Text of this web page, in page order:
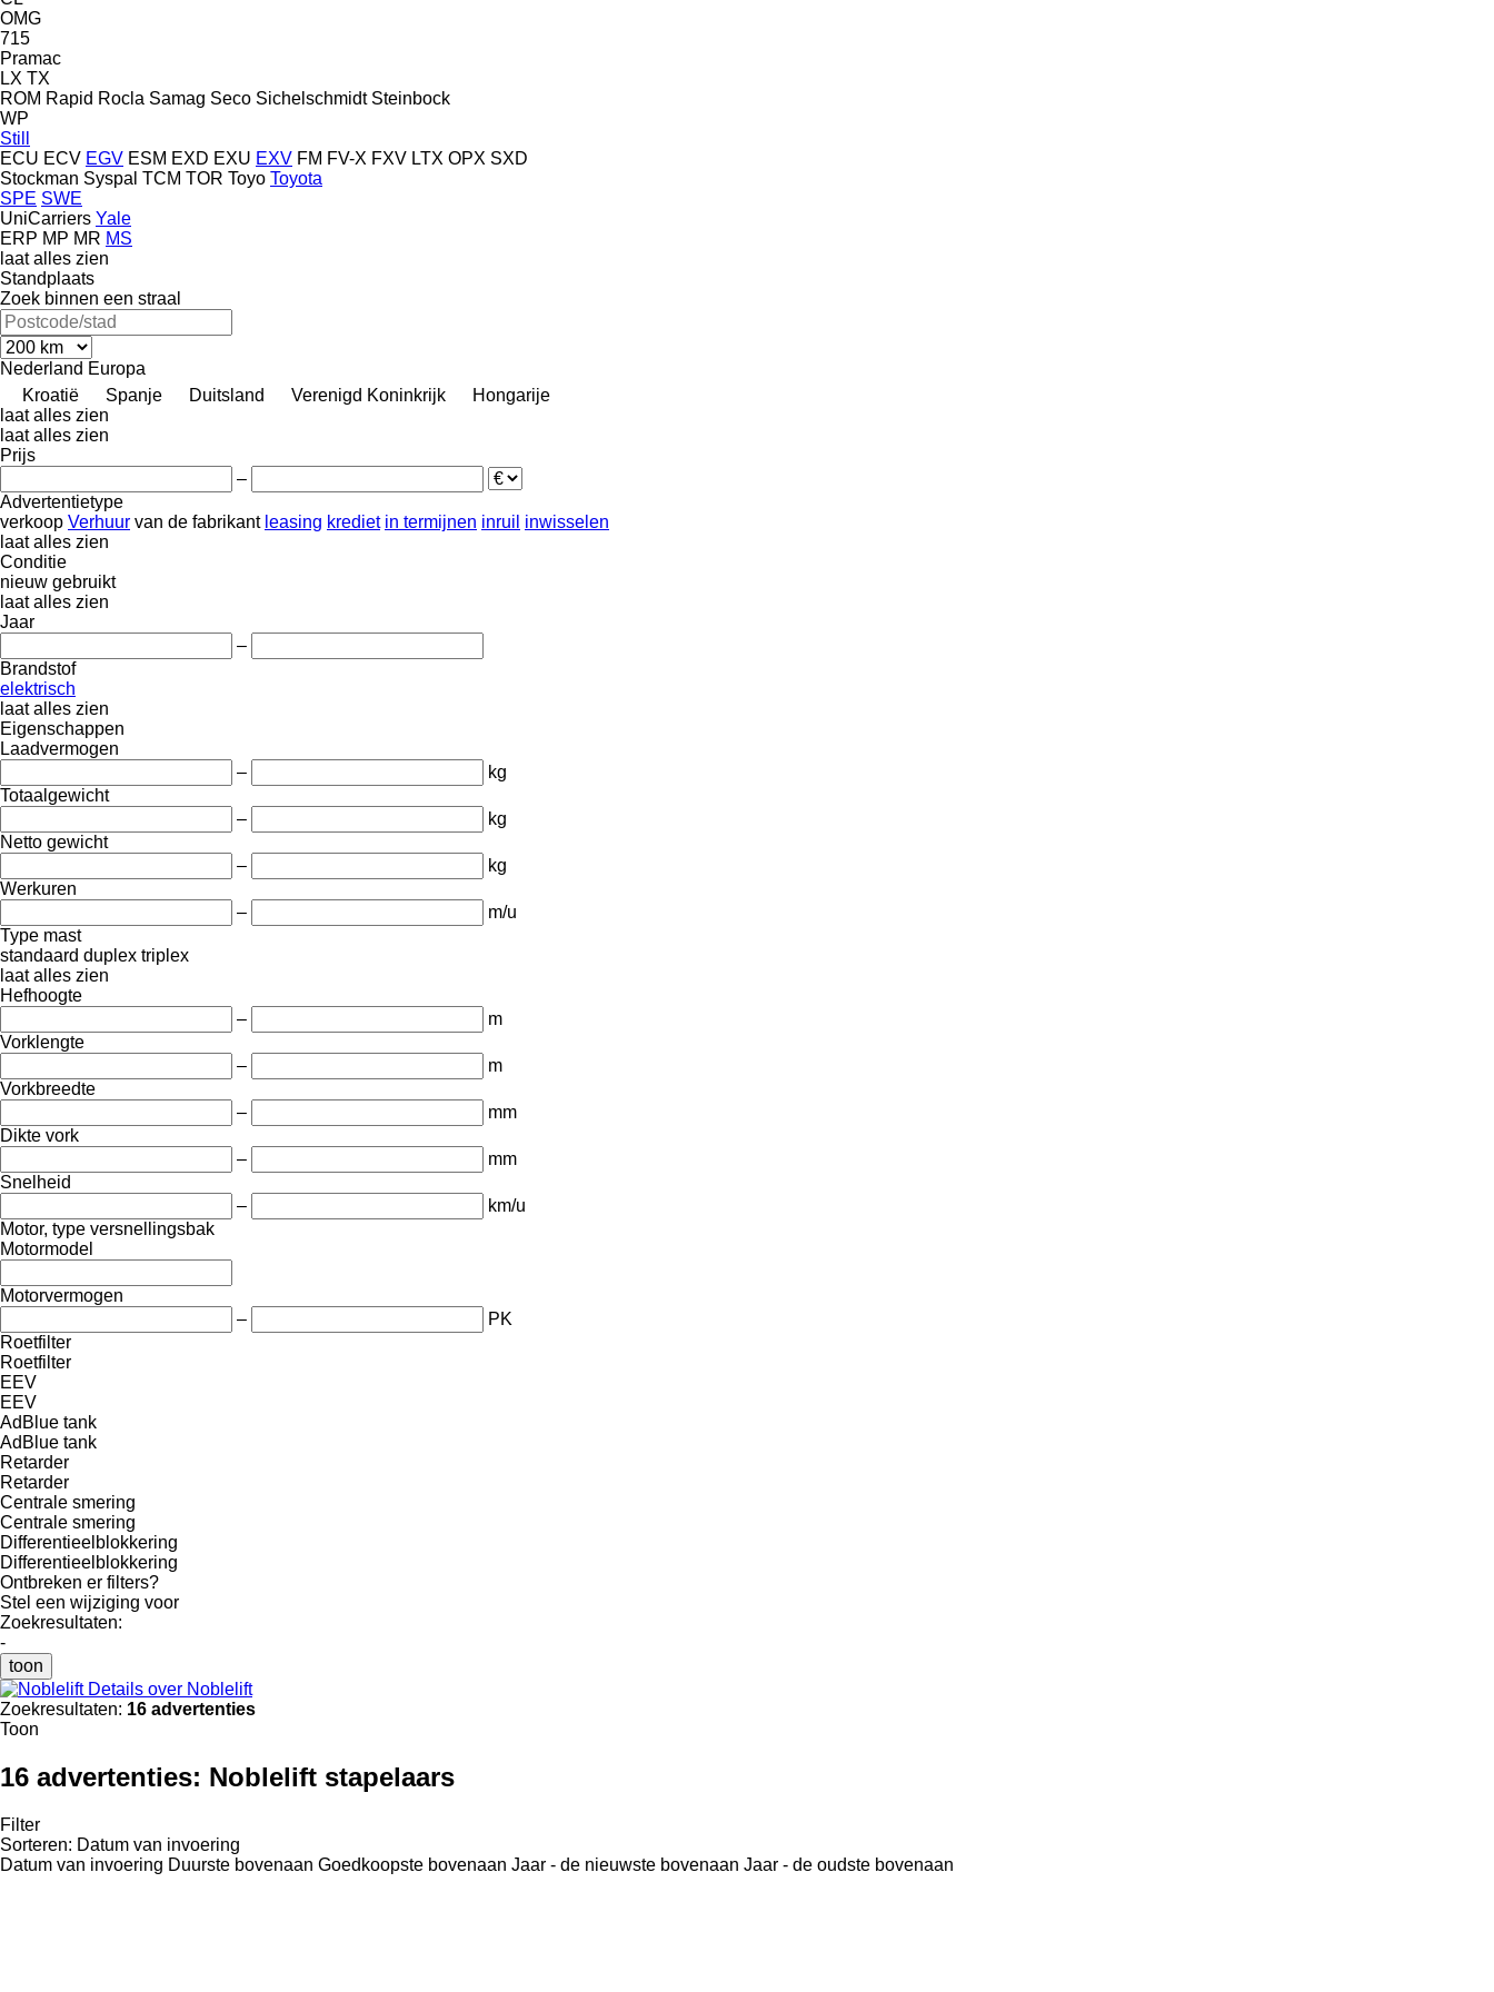
OMG
715
Pramac
LX TX
ROM Rapid Rocla Samag Seco Sichelschmidt Steinbock
WP
Still
ECU ECV EGV ESM EXD EXU EXV FM FV-X FXV LTX OPX SXD
Stockman Syspal TCM TOR Toyo Toyota
SPE SWE
UniCarriers Yale
ERP MP MR MS
laat alles zien
Standplaats
Zoek binnen een straal
Nederland Europa
Kroatië
Spanje Duitsland Verenigd Koninkrijk
Hongarije
laat alles zien
laat alles zien
Prijs
–
Advertentietype
verkoop Verhuur van de fabrikant leasing krediet in termijnen inruil inwisselen
laat alles zien
Conditie
nieuw gebruikt
laat alles zien
Jaar
–
Brandstof
elektrisch
laat alles zien
Eigenschappen
Laadvermogen
–
kg
Totaalgewicht
–
kg
Netto gewicht
–
kg
Werkuren
–
m/u
Type mast
standaard duplex triplex
laat alles zien
Hefhoogte
–
m
Vorklengte
–
m
Vorkbreedte
–
mm
Dikte vork
–
mm
Snelheid
–
km/u
Motor, type versnellingsbak
Motormodel
Motorvermogen
–
PK
Roetfilter
Roetfilter
EEV
EEV
AdBlue tank
AdBlue tank
Retarder
Retarder
Centrale smering
Centrale smering
Differentieelblokkering
Differentieelblokkering
Ontbreken er filters?
Stel een wijziging voor
Zoekresultaten:
-
toon
Details over Noblelift
Zoekresultaten: 16 advertenties
Toon
16 advertenties: Noblelift stapelaars
Filter
Sorteren: Datum van invoering
Datum van invoering Duurste bovenaan Goedkoopste bovenaan Jaar - de nieuwste bovenaan Jaar - de oudste bovenaan